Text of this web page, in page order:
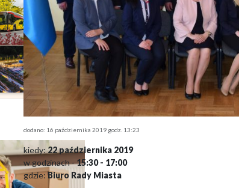
dodano: 16 października 2019 godz. 13:23
kiedy:22 października 2019
w godzinach -15:30 - 17:00
gdzie:Biuro Rady Miasta